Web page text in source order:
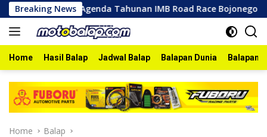
Skip
to
content
Breaking News
Agenda Tahunan IMB Road Race Bojonegoro 2026
Home Hasil Balap Jadwal Balap Balapan Dunia Balapan
Home Balap